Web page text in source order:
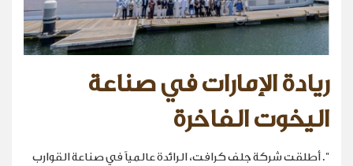
ريادة الإمارات في صناعة
اليخوت الفاخرة
". أطلقت شركة جلف كرافت، الرائدة عالمياً في صناعة القوارب